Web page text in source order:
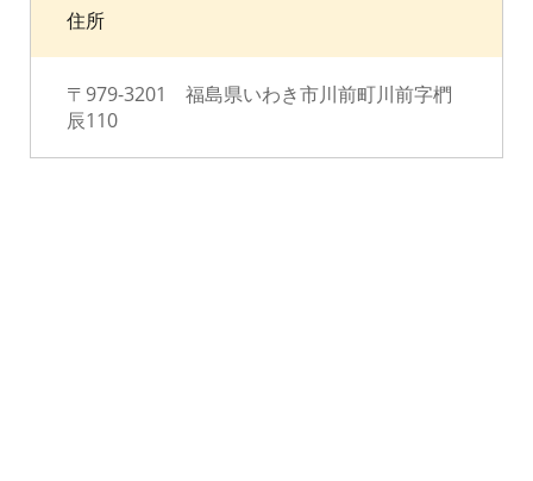
住所
〒979-3201 福島県いわき市川前町川前字椚
辰110